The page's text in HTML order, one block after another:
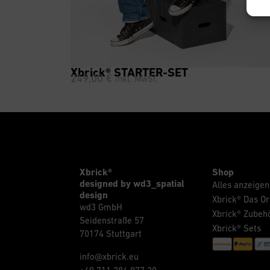
Xbrick® STARTER-SET
249,00€ inkl. MwSt.
Xbrick®
designed by wd3_spatial
design
wd3 GmbH
Seidenstraße 57
70174 Stuttgart
info@xbrick.eu
Shop
Alles anzeigen
Xbrick® Das
Xbrick®
Xbrick® Sets